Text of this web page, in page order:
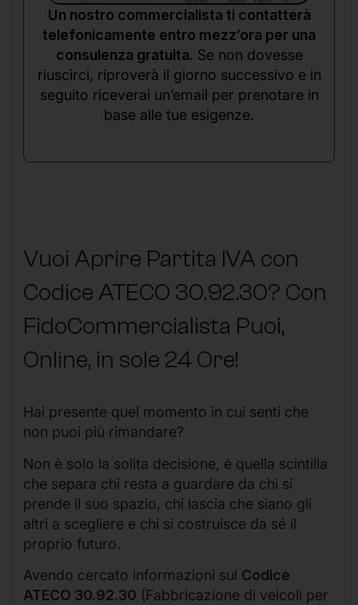
Un nostro commercialista ti contatterà
telefonicamente entro mezz’ora per una
consulenza gratuita. Se non dovesse
riuscirci, riproverà il giorno successivo e in
seguito riceverai un’email per prenotare in
base alle tue esigenze.
Vuoi Aprire Partita IVA con
Codice ATECO 30.92.30? Con
FidoCommercialista Puoi,
Online, in sole 24 Ore!
Hai presente quel momento in cui senti che
non puoi più rimandare?
Non è solo la solita decisione, è quella scintilla
che separa chi resta a guardare da chi si
prende il suo spazio, chi lascia che siano gli
altri a scegliere e chi si costruisce da sé il
proprio futuro.
Avendo cercato informazioni sul Codice
ATECO 30.92.30 (Fabbricazione di veicoli per